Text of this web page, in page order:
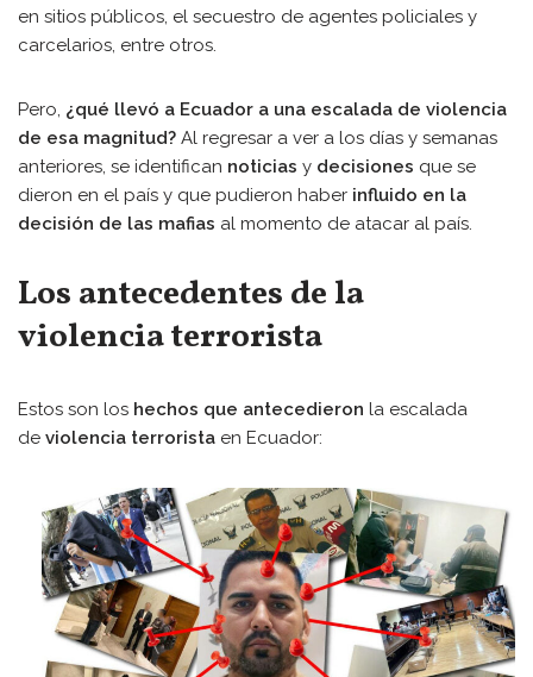
en sitios públicos, el secuestro de agentes policiales y
carcelarios, entre otros.
Pero, ¿qué llevó a Ecuador a una escalada de violencia
de esa magnitud? Al regresar a ver a los días y semanas
anteriores, se identifican noticias y decisiones que se
dieron en el país y que pudieron haber influido en la
decisión de las mafias al momento de atacar al país.
Los antecedentes de la
violencia terrorista
Estos son los hechos que antecedieron la escalada
de violencia terrorista en Ecuador: